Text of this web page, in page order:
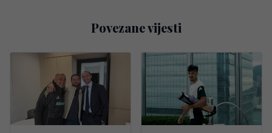
Povezane vijesti